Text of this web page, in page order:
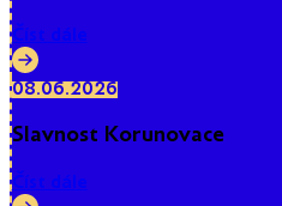
Číst dále
08.06.2026
Slavnost Korunovace
Číst dále